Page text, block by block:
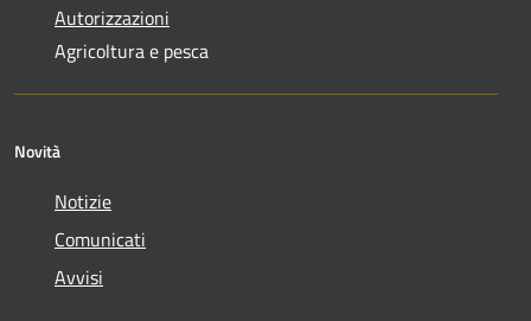
Autorizzazioni
Agricoltura e pesca
Novità
Notizie
Comunicati
Avvisi